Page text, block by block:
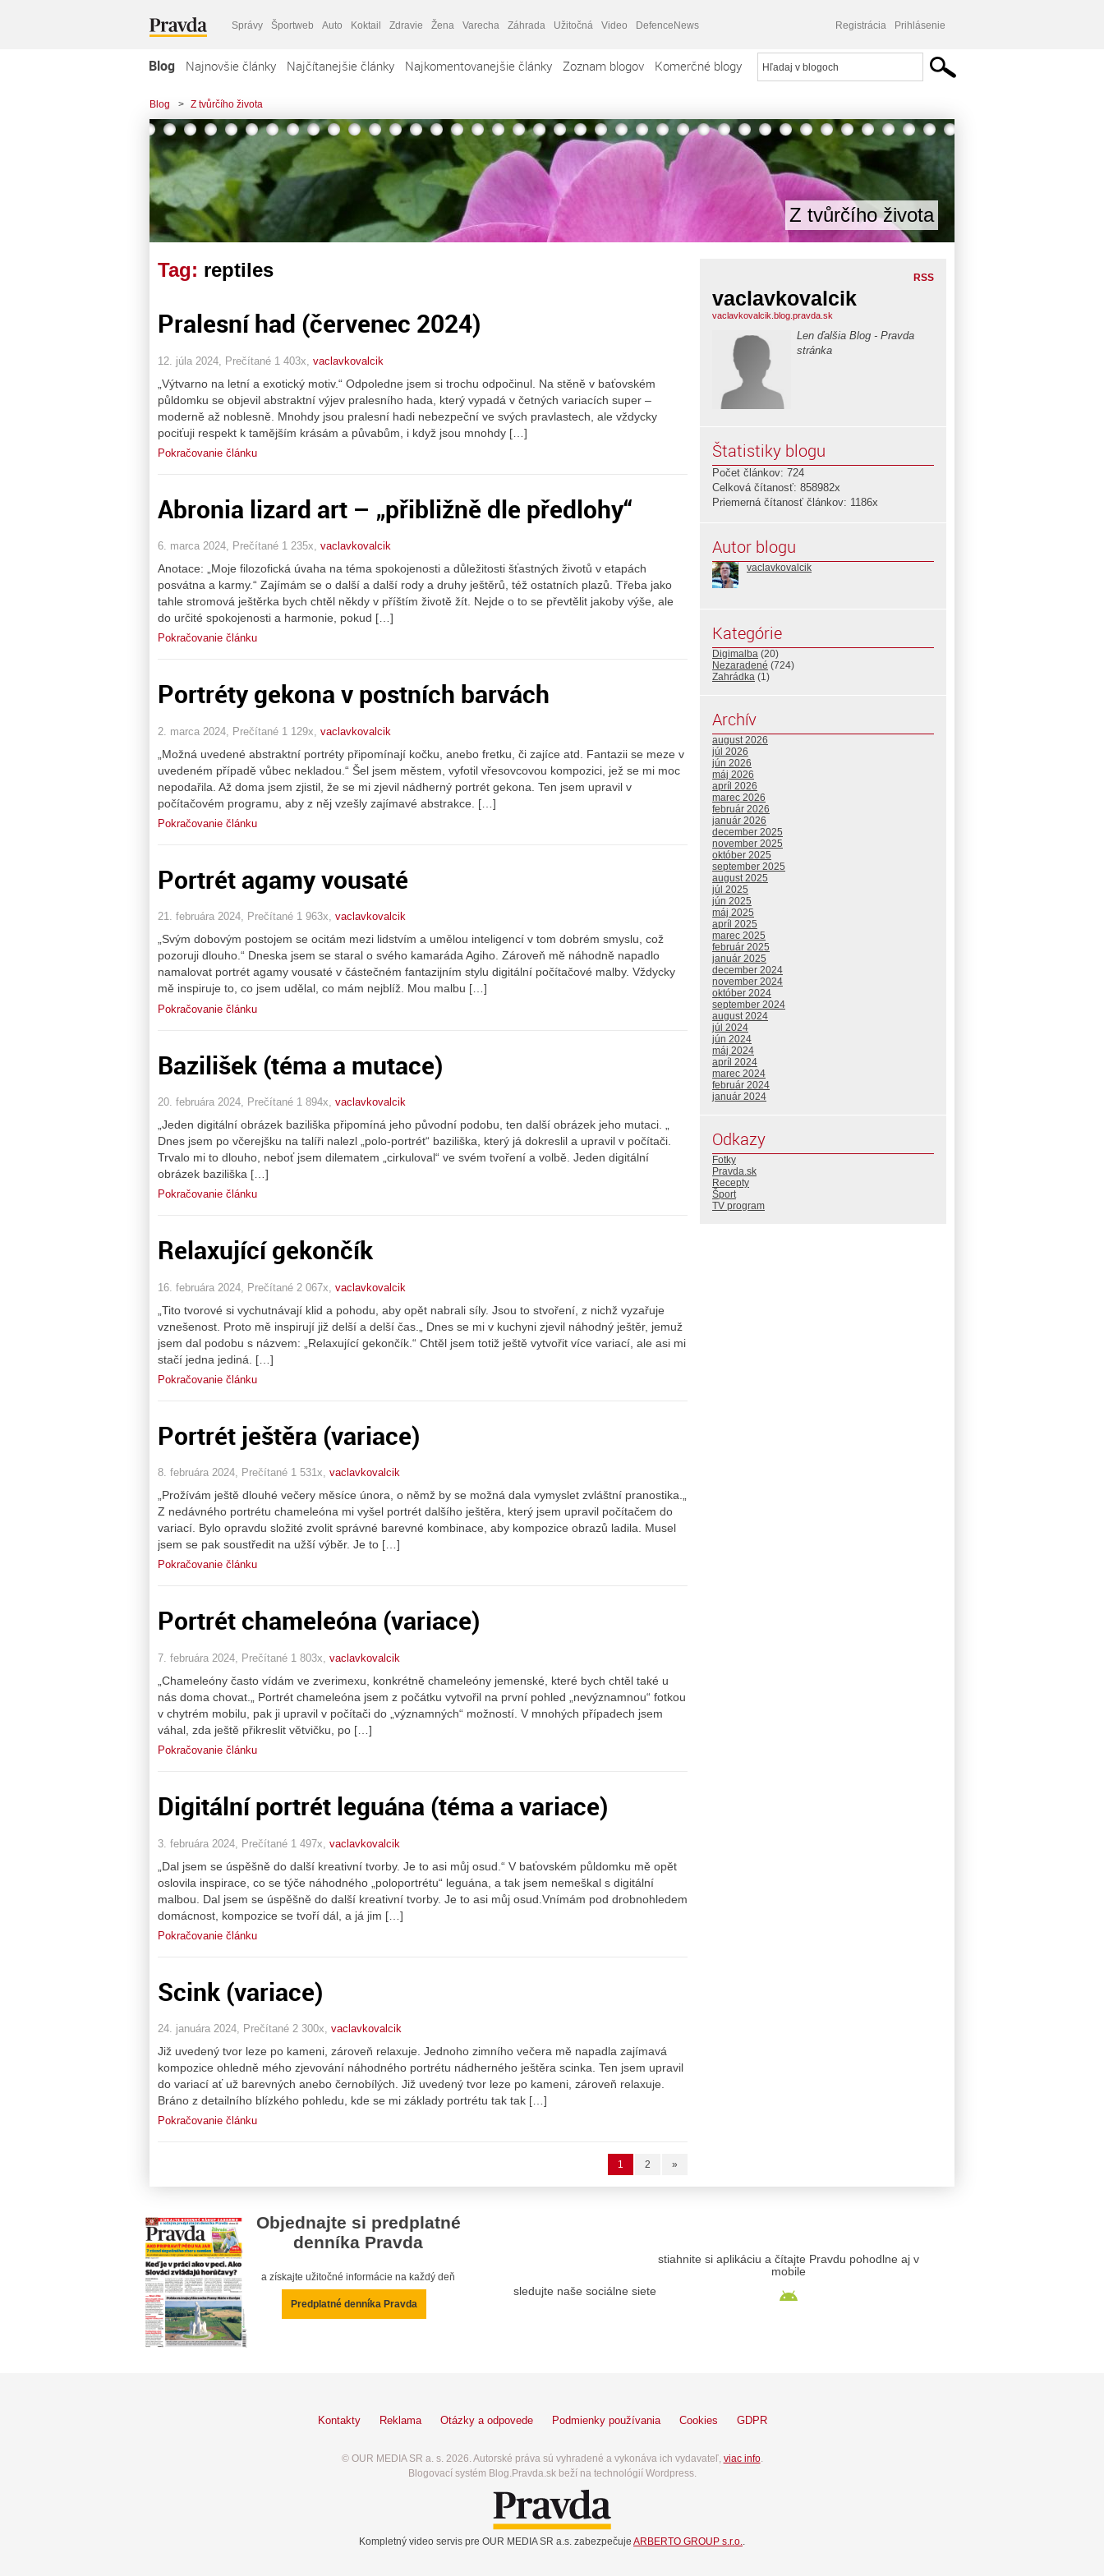
Správy Športweb Auto Koktail Zdravie Žena Varecha Záhrada Užitočná Video DefenceNews Registrácia Prihlásenie
Blog Najnovšie články Najčítanejšie články Najkomentovanejšie články Zoznam blogov Komerčné blogy
Blog > Z tvůrčího života
Z tvůrčího života
Tag: reptiles
Pralesní had (červenec 2024)
12. júla 2024, Prečítané 1 403x, vaclavkovalcik
„Výtvarno na letní a exotický motiv.“ Odpoledne jsem si trochu odpočinul. Na stěně v baťovském
půldomku se objevil abstraktní výjev pralesního hada, který vypadá v četných variacích super –
moderně až noblesně. Mnohdy jsou pralesní hadi nebezpeční ve svých pravlastech, ale vždycky
pociťuji respekt k tamějším krásám a půvabům, i když jsou mnohdy […]
Pokračovanie článku
Abronia lizard art – „přibližně dle předlohy“
6. marca 2024, Prečítané 1 235x, vaclavkovalcik
Anotace: „Moje filozofická úvaha na téma spokojenosti a důležitosti šťastných životů v etapách
posvátna a karmy.“ Zajímám se o další a další rody a druhy ještěrů, též ostatních plazů. Třeba jako
tahle stromová ještěrka bych chtěl někdy v příštím životě žít. Nejde o to se převtělit jakoby výše, ale
do určité spokojenosti a harmonie, pokud […]
Pokračovanie článku
Portréty gekona v postních barvách
2. marca 2024, Prečítané 1 129x, vaclavkovalcik
„Možná uvedené abstraktní portréty připomínají kočku, anebo fretku, či zajíce atd. Fantazii se meze v
uvedeném případě vůbec nekladou.“ Šel jsem městem, vyfotil vřesovcovou kompozici, jež se mi moc
nepodařila. Až doma jsem zjistil, že se mi zjevil nádherný portrét gekona. Ten jsem upravil v
počítačovém programu, aby z něj vzešly zajímavé abstrakce. […]
Pokračovanie článku
Portrét agamy vousaté
21. februára 2024, Prečítané 1 963x, vaclavkovalcik
„Svým dobovým postojem se ocitám mezi lidstvím a umělou inteligencí v tom dobrém smyslu, což
pozoruji dlouho.“ Dneska jsem se staral o svého kamaráda Agiho. Zároveň mě náhodně napadlo
namalovat portrét agamy vousaté v částečném fantazijním stylu digitální počítačové malby. Vždycky
mě inspiruje to, co jsem udělal, co mám nejblíž. Mou malbu […]
Pokračovanie článku
Bazilišek (téma a mutace)
20. februára 2024, Prečítané 1 894x, vaclavkovalcik
„Jeden digitální obrázek baziliška připomíná jeho původní podobu, ten další obrázek jeho mutaci. „
Dnes jsem po včerejšku na talíři nalezl „polo-portrét“ baziliška, který já dokreslil a upravil v počítači.
Trvalo mi to dlouho, neboť jsem dilematem „cirkuloval“ ve svém tvoření a volbě. Jeden digitální
obrázek baziliška […]
Pokračovanie článku
Relaxující gekončík
16. februára 2024, Prečítané 2 067x, vaclavkovalcik
„Tito tvorové si vychutnávají klid a pohodu, aby opět nabrali síly. Jsou to stvoření, z nichž vyzařuje
vznešenost. Proto mě inspirují již delší a delší čas.„ Dnes se mi v kuchyni zjevil náhodný ještěr, jemuž
jsem dal podobu s názvem: „Relaxující gekončík.“ Chtěl jsem totiž ještě vytvořit více variací, ale asi mi
stačí jedna jediná. […]
Pokračovanie článku
Portrét ještěra (variace)
8. februára 2024, Prečítané 1 531x, vaclavkovalcik
„Prožívám ještě dlouhé večery měsíce února, o němž by se možná dala vymyslet zvláštní pranostika.„
Z nedávného portrétu chameleóna mi vyšel portrét dalšího ještěra, který jsem upravil počítačem do
variací. Bylo opravdu složité zvolit správné barevné kombinace, aby kompozice obrazů ladila. Musel
jsem se pak soustředit na užší výběr. Je to […]
Pokračovanie článku
Portrét chameleóna (variace)
7. februára 2024, Prečítané 1 803x, vaclavkovalcik
„Chameleóny často vídám ve zverimexu, konkrétně chameleóny jemenské, které bych chtěl také u
nás doma chovat.„ Portrét chameleóna jsem z počátku vytvořil na první pohled „nevýznamnou“ fotkou
v chytrém mobilu, pak ji upravil v počítači do „významných“ možností. V mnohých případech jsem
váhal, zda ještě přikreslit větvičku, po […]
Pokračovanie článku
Digitální portrét leguána (téma a variace)
3. februára 2024, Prečítané 1 497x, vaclavkovalcik
„Dal jsem se úspěšně do další kreativní tvorby. Je to asi můj osud.“ V baťovském půldomku mě opět
oslovila inspirace, co se týče náhodného „poloportrétu“ leguána, a tak jsem nemeškal s digitální
malbou. Dal jsem se úspěšně do další kreativní tvorby. Je to asi můj osud.Vnímám pod drobnohledem
domácnost, kompozice se tvoří dál, a já jim […]
Pokračovanie článku
Scink (variace)
24. januára 2024, Prečítané 2 300x, vaclavkovalcik
Již uvedený tvor leze po kameni, zároveň relaxuje. Jednoho zimního večera mě napadla zajímavá
kompozice ohledně mého zjevování náhodného portrétu nádherného ještěra scinka. Ten jsem upravil
do variací ať už barevných anebo černobílých. Již uvedený tvor leze po kameni, zároveň relaxuje.
Bráno z detailního blízkého pohledu, kde se mi základy portrétu tak tak […]
Pokračovanie článku
1 2 »
RSS
vaclavkovalcik
vaclavkovalcik.blog.pravda.sk
Len ďalšia Blog - Pravda
stránka
Štatistiky blogu
Počet článkov: 724
Celková čítanosť: 858982x
Priemerná čítanosť článkov: 1186x
Autor blogu
vaclavkovalcik
Kategórie
Digimalba (20)
Nezaradené (724)
Zahrádka (1)
Archív
august 2026
júl 2026
jún 2026
máj 2026
apríl 2026
marec 2026
február 2026
január 2026
december 2025
november 2025
október 2025
september 2025
august 2025
júl 2025
jún 2025
máj 2025
apríl 2025
marec 2025
február 2025
január 2025
december 2024
november 2024
október 2024
september 2024
august 2024
júl 2024
jún 2024
máj 2024
apríl 2024
marec 2024
február 2024
január 2024
Odkazy
Fotky
Pravda.sk
Recepty
Šport
TV program
Objednajte si predplatné
denníka Pravda
a získajte užitočné informácie na každý deň
Predplatné denníka Pravda
sledujte naše sociálne siete
stiahnite si aplikáciu a čítajte Pravdu pohodlne aj v
mobile
Kontakty Reklama Otázky a odpovede Podmienky používania Cookies GDPR
© OUR MEDIA SR a. s. 2026. Autorské práva sú vyhradené a vykonáva ich vydavateľ, viac info.
Blogovací systém Blog.Pravda.sk beží na technológií Wordpress.
Kompletný video servis pre OUR MEDIA SR a.s. zabezpečuje ARBERTO GROUP s.r.o..